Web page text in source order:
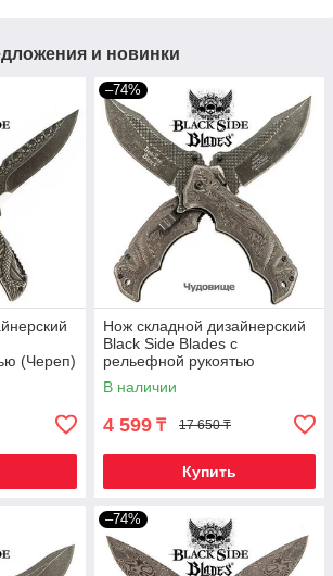
и новинки
(Череп)
–74%
Нож складной дизайнерский
Black Side Blades с
рельефной рукоятью
(Чудовище)
В наличии
4 599 ₸ 17 650 ₸
Купить
–74%